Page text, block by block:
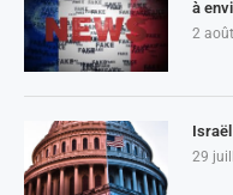
à
2
29